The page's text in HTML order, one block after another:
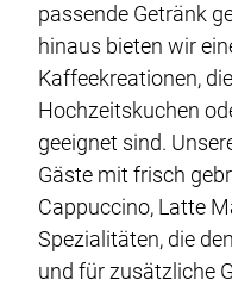
passende Getränk
hinaus bieten wir
Kaffeekreationen,
Hochzeitskuchen
geeignet sind.
Gäste mit frisch
Cappuccino, Latte
Spezialitäten, die
und für zusätzliche